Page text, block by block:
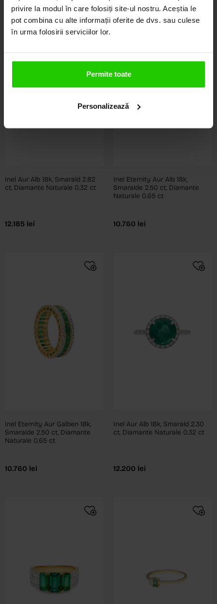
privire la modul în care folosiți site-ul nostru. Aceștia le
pot combina cu alte informații oferite de dvs. sau culese
în urma folosirii serviciilor lor.
Permite toate
Personalizează
Inel Aur Alb 18k, Smarald 2.82
ct, Diamante Naturale 0.32 ct
12.185 lei
Inel Eternity Aur Alb 18k,
Smaralde 2.50 ct, Diamante
Naturale 0.65 ct
10.760 lei
Inel Eternity Aur Galben 18k,
Smaralde 2.50 ct, Diamante
Naturale 0.65 ct
10.760 lei
Inel Aur Alb 18k, Smarald 2.30
ct, Diamante Naturale 0.32 ct
12.200 lei